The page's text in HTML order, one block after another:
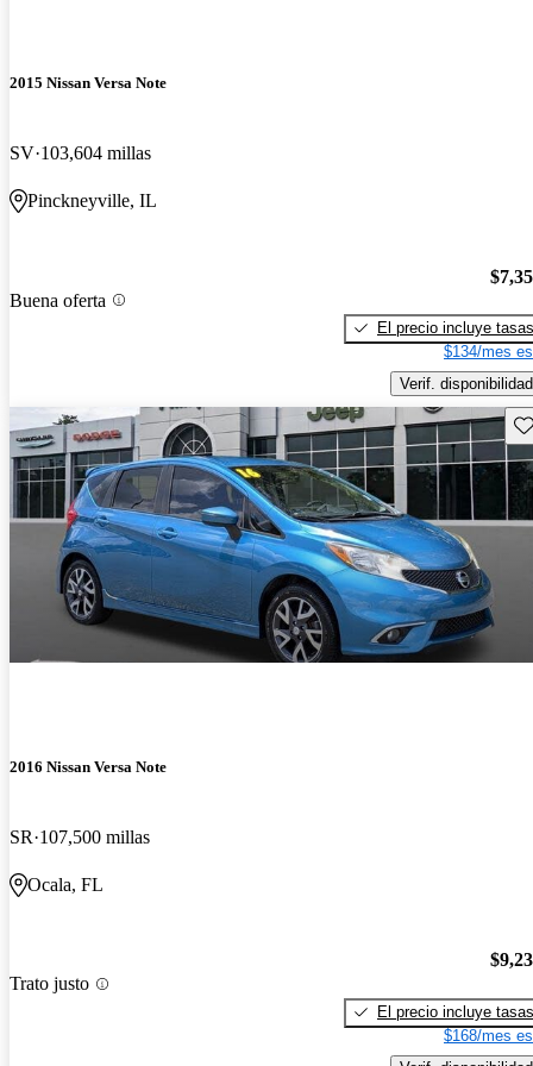
2015 Nissan Versa Note
SV 103,604 millas
Pinckneyville, IL
Buena oferta
El precio incluye tasas
$134/mes
Verif. disponibilidad
2016 Nissan Versa Note
SR 107,500 millas
Ocala, FL
Trato justo
El precio incluye tasas
$168/mes